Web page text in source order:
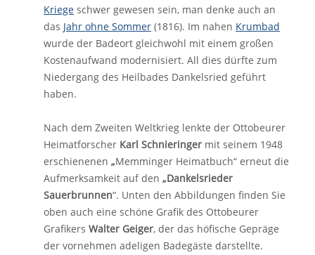
Kriege schwer gewesen sein, man denke auch an
das Jahr ohne Sommer (1816). Im nahen Krumbad
wurde der Badeort gleichwohl mit einem großen
Kostenaufwand modernisiert. All dies dürfte zum
Niedergang des Heilbades Dankelsried geführt
haben.
Nach dem Zweiten Weltkrieg lenkte der Ottobeurer
Heimatforscher Karl Schnieringer mit seinem 1948
erschienenen „Memminger Heimatbuch“ erneut die
Aufmerksamkeit auf den „Dankelsrieder
Sauerbrunnen“. Unten den Abbildungen finden Sie
oben auch eine schöne Grafik des Ottobeurer
Grafikers Walter Geiger, der das höfische Gepräge
der vornehmen adeligen Badegäste darstellte.